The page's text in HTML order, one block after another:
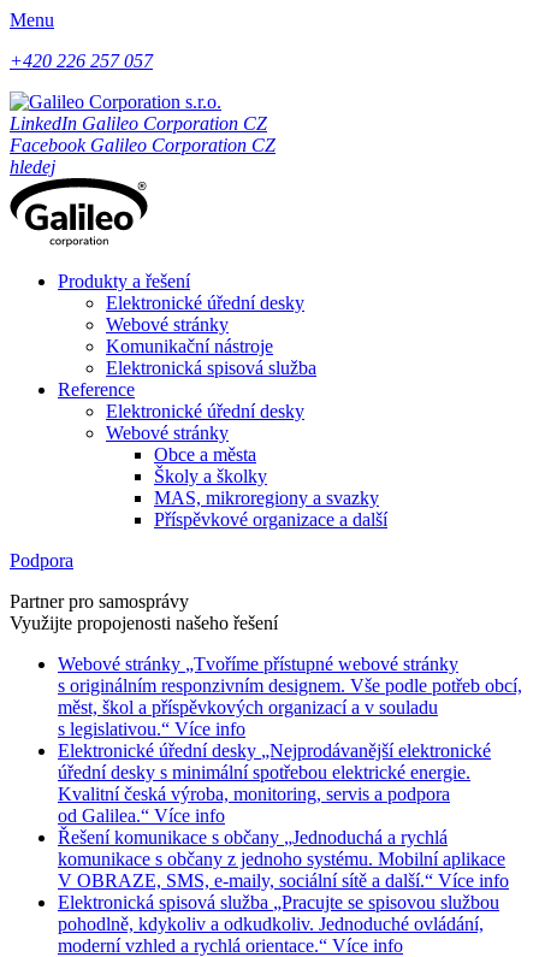
Menu
+420 226 257 057
LinkedIn Galileo Corporation CZ
Facebook Galileo Corporation CZ
hledej
Produkty a řešení
Elektronické úřední desky
Webové stránky
Komunikační nástroje
Elektronická spisová služba
Reference
Elektronické úřední desky
Webové stránky
Obce a města
Školy a školky
MAS, mikroregiony a svazky
Příspěvkové organizace a další
Podpora
Partner pro samosprávy
Využijte propojenosti našeho řešení
Webové stránky „Tvoříme přístupné webové stránky
s originálním responzivním designem. Vše podle potřeb obcí,
měst, škol a příspěvkových organizací a v souladu
s legislativou.“ Více info
Elektronické úřední desky „Nejprodávanější elektronické
úřední desky s minimální spotřebou elektrické energie.
Kvalitní česká výroba, monitoring, servis a podpora
od Galilea.“ Více info
Řešení komunikace s občany „Jednoduchá a rychlá
komunikace s občany z jednoho systému. Mobilní aplikace
V OBRAZE, SMS, e-maily, sociální sítě a další.“ Více info
Elektronická spisová služba „Pracujte se spisovou službou
pohodlně, kdykoliv a odkudkoliv. Jednoduché ovládání,
moderní vzhled a rychlá orientace.“ Více info